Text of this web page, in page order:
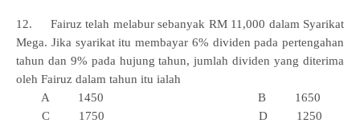
12. Fairuz telah melabur sebanyak RM 11,000 dalam Syarikat
Mega. Jika syarikat itu membayar 6% dividen pada pertengahan
tahun dan 9% pada hujung tahun, jumlah dividen yang diterima
oleh Fairuz dalam tahun itu ialah
A 1450 B 1650
C 1750 D 1250